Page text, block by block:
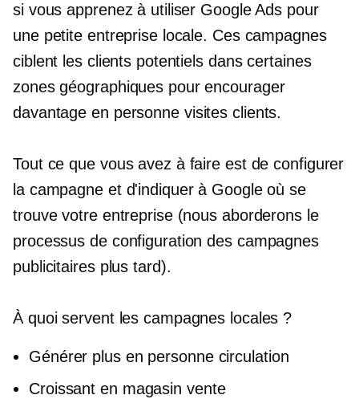
si vous apprenez à utiliser Google Ads pour
une petite entreprise locale. Ces campagnes
ciblent les clients potentiels dans certaines
zones géographiques pour encourager
davantageen personnevisites clients.
Tout ce que vous avez à faire est de configurer
la campagne et d'indiquer à Google où se
trouve votre entreprise (nous aborderons le
processus de configuration des campagnes
publicitaires plus tard).
À quoi servent les campagnes locales ?
Générer plus en personnecirculation
Croissanten magasin vente